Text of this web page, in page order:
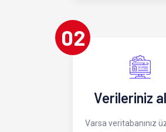
02
Verileriniz
Varsa veritabanınız